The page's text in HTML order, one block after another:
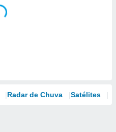
Radar de Chuva Satélites